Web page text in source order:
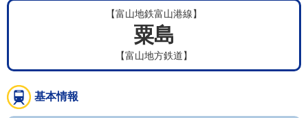
【富山地鉄富山港線】
粟島
【富山地方鉄道】
基本情報